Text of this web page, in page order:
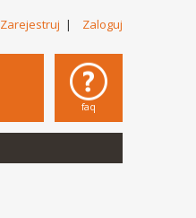
Zarejestruj | Zaloguj
faq